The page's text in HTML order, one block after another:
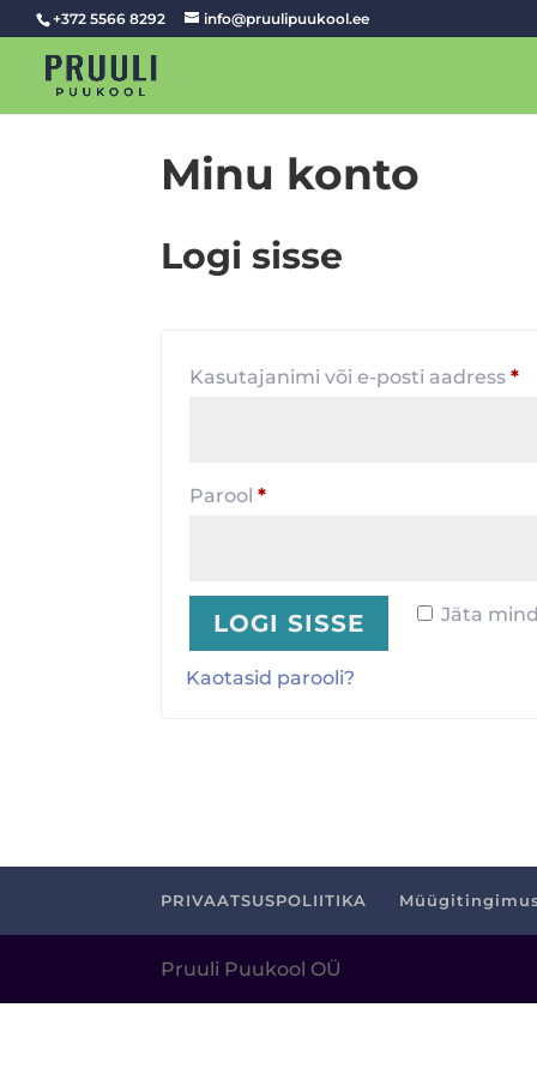
+372 5566 8292 info@pruulipuukool.ee
Minu konto
Logi sisse
Kasutajanimi või e-posti aadress*
Parool*Nõutud
Jäta
LOGI SISSE
Kaotasid parooli?
PRIVAATSUSPOLIITIKA
Pruuli Puukool OÜ